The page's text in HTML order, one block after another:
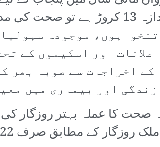
تنخواہوں، موجودہ
اور اسکیموں کے
کے اخراجات سے صوبہ بھر
اور بیماری میں
صحت کا عملہ بہتر روزگار